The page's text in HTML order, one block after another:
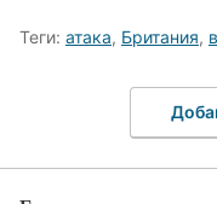
Теги: атака, Британия,